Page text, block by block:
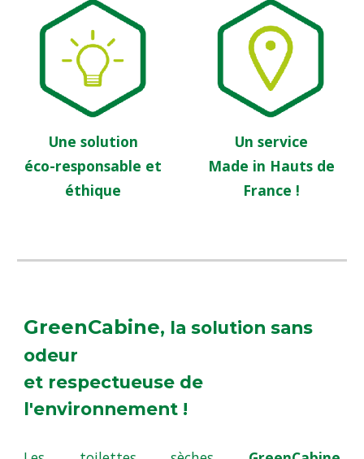
Une solution
éco-responsable et
éthique
Un service
Made in Hauts de
France !
GreenCabine, la solution sans
odeur
et respectueuse de
l'environnement !